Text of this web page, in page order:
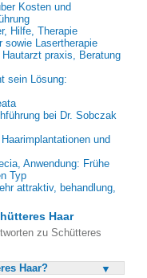
Kosten und
Hilfe, Therapie
sowie Lasertherapie
praxis, Beratung
sein Lösung:
bei Dr. Sobczak
und
Anwendung: Frühe
Typ
attraktiv, behandlung,
Haar
zu Schütteres
Haar?